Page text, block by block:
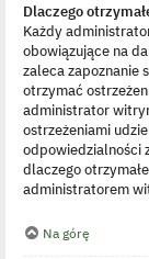
Dlaczego
Każdy
obowiązujące na
zaleca zapoznanie
otrzymać
administrator
ostrzeżeniami
odpowiedzialności
dlaczego
administratorem
Na górę